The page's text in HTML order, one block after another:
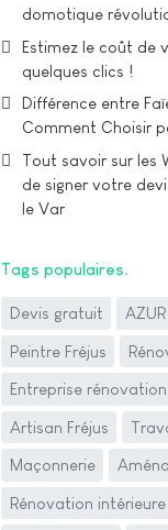
domotique
Estimez le coût de
quelques clics !
Différence entre
Comment Choisir
Tout savoir sur les
de signer votre
le Var
Tags populaires
Devis gratuit
Peintre Fréjus
Entreprise rénovation
Artisan Fréjus
Maçonnerie
Rénovation intérieure